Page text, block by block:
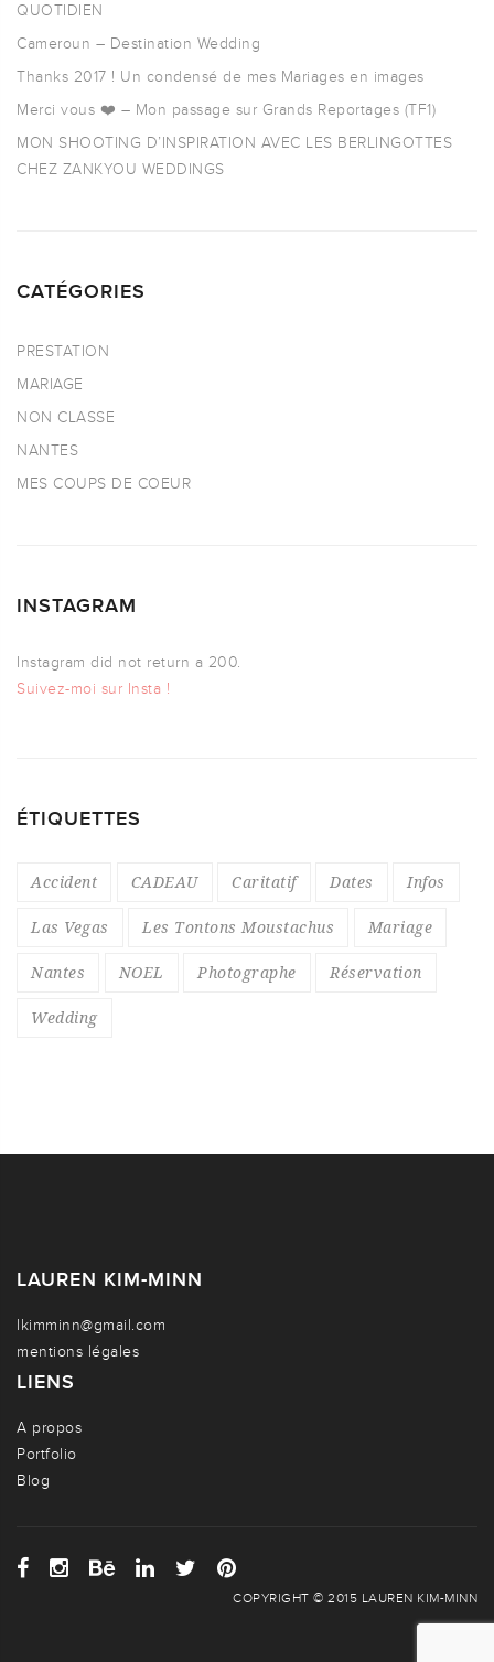
QUOTIDIEN
Cameroun – Destination Wedding
Thanks 2017 ! Un condensé de mes Mariages en images
Merci vous ❤️ – Mon passage sur Grands Reportages (TF1)
MON SHOOTING D’INSPIRATION AVEC LES BERLINGOTTES
CHEZ ZANKYOU WEDDINGS
CATÉGORIES
PRESTATION
MARIAGE
NON CLASSE
NANTES
MES COUPS DE COEUR
INSTAGRAM
Instagram did not return a 200.
Suivez-moi sur Insta !
ÉTIQUETTES
Accident CADEAU Caritatif Dates Infos
Las Vegas Les Tontons Moustachus Mariage
Nantes NOEL Photographe Réservation
Wedding
LAUREN KIM-MINN
lkimminn@gmail.com
mentions légales
LIENS
A propos
Portfolio
Blog
COPYRIGHT © 2015 LAUREN KIM-MINN